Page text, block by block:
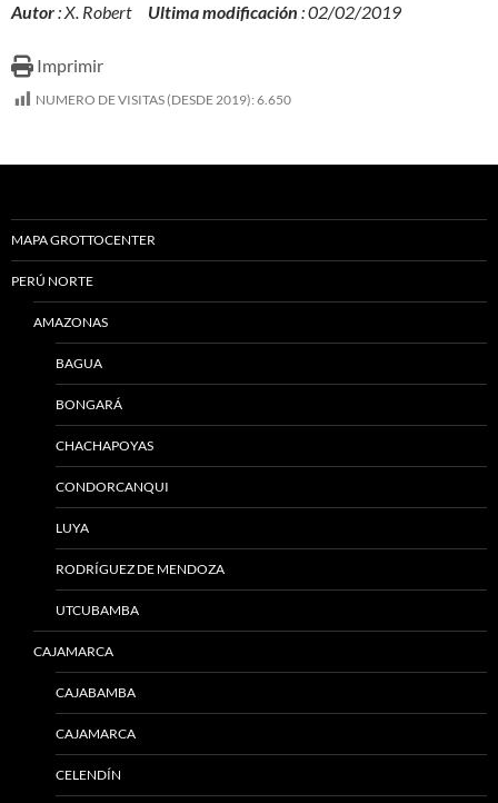
Autor: X. Robert Ultima modificación : 02/02/2019
Imprimir
NUMERO DE VISITAS (DESDE 2019): 6.650
MAPA GROTTOCENTER
PERÚ NORTE
AMAZONAS
BAGUA
BONGARÁ
CHACHAPOYAS
CONDORCANQUI
LUYA
RODRÍGUEZ DE MENDOZA
UTCUBAMBA
CAJAMARCA
CAJABAMBA
CAJAMARCA
CELENDÍN